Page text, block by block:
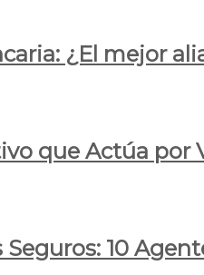
¿El mejor
que Actúa por
10